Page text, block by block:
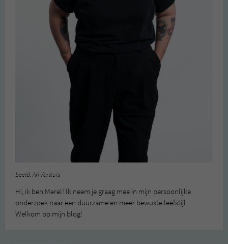
beeld: Ari Versluis
Hi, ik ben Merel! Ik neem je graag mee in mijn persoonlijke
onderzoek naar een duurzame en meer bewuste leefstijl.
Welkom op mijn blog!